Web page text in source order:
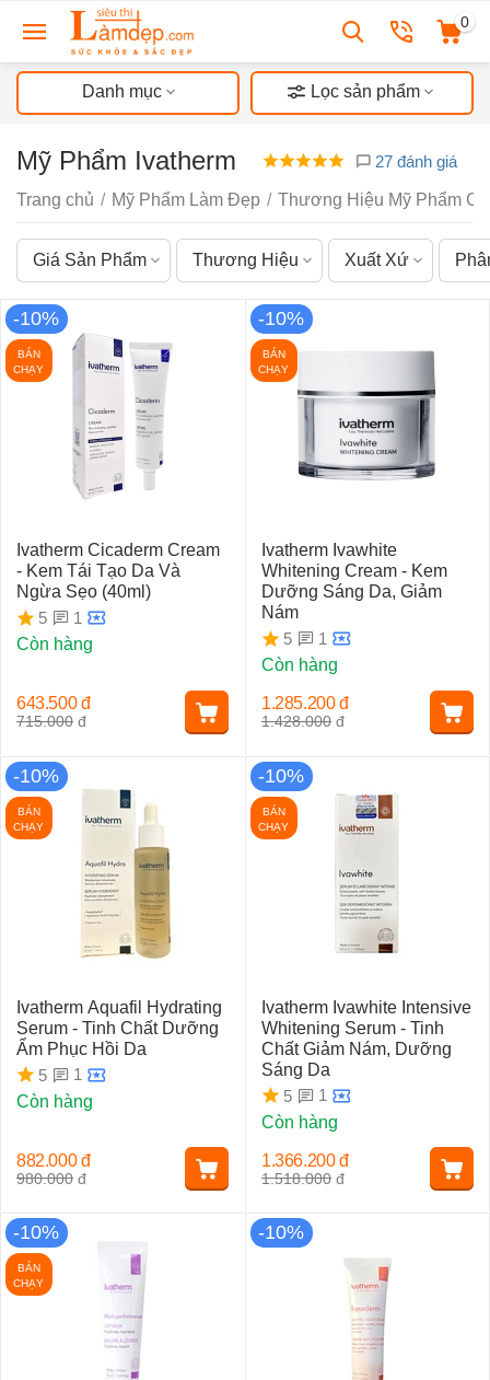
0
Danh mục Lọc sản phẩm
Mỹ Phẩm Ivatherm 27 đánh giá
Trang chủ / Mỹ Phẩm Làm Đẹp / Thương Hiệu Mỹ Phẩm
Giá Sản Phẩm Thương Hiệu Xuất Xứ
-10%
BÁN
CHẠY
Ivatherm Cicaderm Cream
- Kem Tái Tạo Da Và
Ngừa Sẹo (40ml)
5
1
Còn hàng
715.000 đ
643.500 đ
-10%
BÁN
CHẠY
Ivatherm Ivawhite
Whitening Cream - Kem
Dưỡng Sáng Da, Giảm
Nám
5
1
Còn hàng
1.428.000 đ
1.285.200 đ
-10%
BÁN
CHẠY
Ivatherm Aquafil Hydrating
Serum - Tinh Chất Dưỡng
Ẩm Phục Hồi Da
5
1
Còn hàng
980.000 đ
882.000 đ
-10%
BÁN
CHẠY
Ivatherm Ivawhite Intensive
Whitening Serum - Tinh
Chất Giảm Nám, Dưỡng
Sáng Da
5
1
Còn hàng
1.518.000 đ
1.366.200 đ
-10%
BÁN
CHẠY
-10%